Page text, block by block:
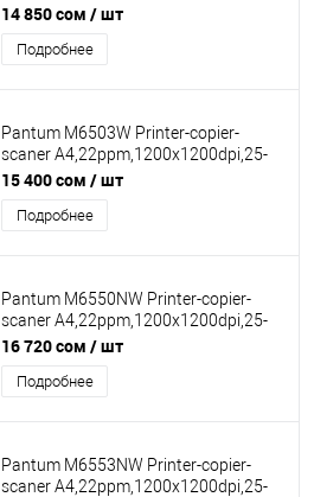
scaner 1200x1200dpi USB
14 850 сом / шт
Подробнее
Pantum M6503W Printer-copier-
scaner A4,22ppm,1200x1200dpi,25-
400%, scaner 1200x1200dpi USB WiFi
15 400 сом / шт
Подробнее
Pantum M6550NW Printer-copier-
scaner A4,22ppm,1200x1200dpi,25-
400% USB WiFi LAN ADF
16 720 сом / шт
Подробнее
Pantum M6553NW Printer-copier-
scaner A4,22ppm,1200x1200dpi,25-